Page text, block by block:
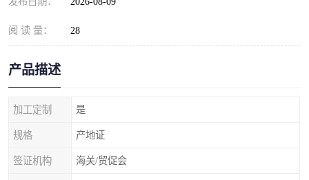
阅 读 量： 28
产品描述
加工定制 是
规格 产地证
签证机构 海关/贸促会